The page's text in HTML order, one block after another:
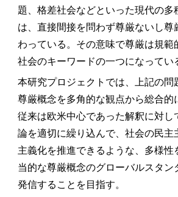
題、格差社会などといった現代の多
は、直接間接を問わず尊厳ないし尊
わっている。その意味で尊厳は規範
社会のキーワードの一つになってい
本研究プロジェクトでは、上記の問
尊厳概念を多角的な観点から総合的
従来は欧米中心であった解釈に対し
論を適切に繰り込んで、社会の民主
主義化を推進できるような、多様性
当的な尊厳概念のグローバルスタン
発信することを目指す。